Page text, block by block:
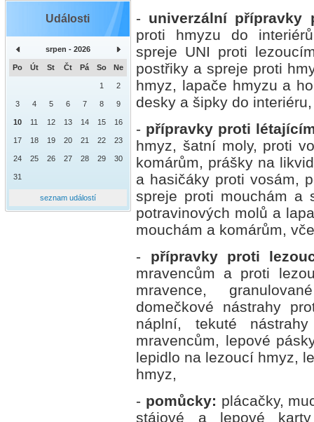
Události
srpen - 2026
Po Út St Čt Pá So Ne
1 2
3 4 5 6 7 8 9
10 11 12 13 14 15 16
17 18 19 20 21 22 23
24 25 26 27 28 29 30
31
seznam událostí
- univerzální přípravky
proti hmyzu do
spreje UNI proti
postřiky a spreje proti
hmyz, lapače hmyzu a
desky a šipky do
- přípravky proti
hmyz, šatní moly, proti
komárům, prášky na
a hasičáky proti vosám,
spreje proti mouchám a
potravinových molů a
mouchám a komárům,
- přípravky proti
mravencům a proti
mravence,
domečkové nástrahy
náplní, tekuté
mravencům, lepové
lepidlo na lezoucí hmyz,
hmyz,
- pomůcky: plácačky,
stájové a lepové